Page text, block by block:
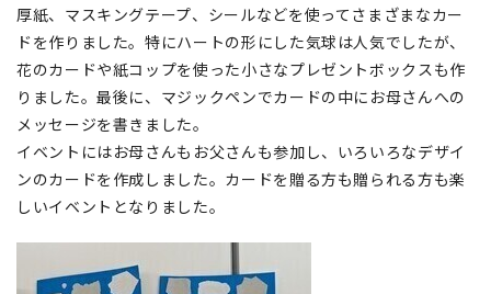
厚紙、マスキングテープ、シールなどを使ってさまざまなカー
ドを作りました。特にハートの形にした気球は人気でしたが、
花のカードや紙コップを使った小さなプレゼントボックスも作
りました。最後に、マジックペンでカードの中にお母さんへの
メッセージを書きました。
イベントにはお母さんもお父さんも参加し、いろいろなデザイ
ンのカードを作成しました。カードを贈る方も贈られる方も楽
しいイベントとなりました。